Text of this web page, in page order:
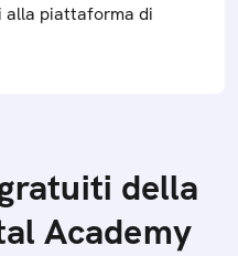
alla piattaforma di
della
Academy